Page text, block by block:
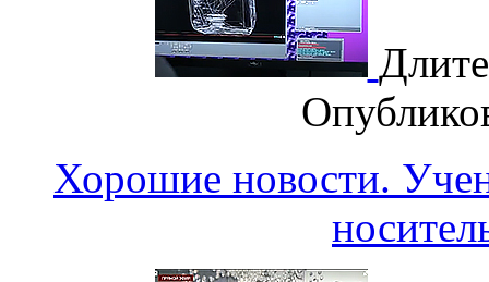
Хорошие новости.